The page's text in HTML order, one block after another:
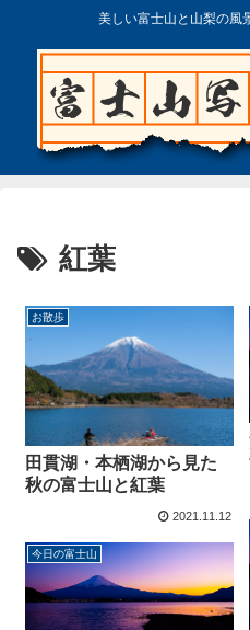
美しい富士山と山梨の風
紅葉
お散歩
田貫湖・本栖湖から見た
秋の富士山と紅葉
2021.11.12
今日の富士山